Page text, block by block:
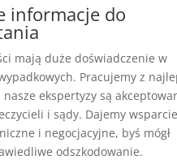
informacje do
mają duże doświadczenie w
Pracujemy z
ekspertyzy są
i sądy. Dajemy wsparcie
i negocjacyjne, byś mógł
odszkodowanie.